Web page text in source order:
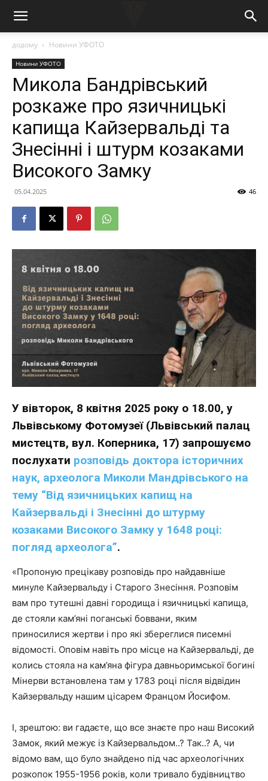
додому Новини УФОТО
Новини УФОТО
Микола Бандрівський
розкаже про язичницькі
капища Кайзервальді та
Знесінні і штурм козаками
Високого Замку
05.04.2025 46
У вівторок, 8 квітня 2025 року о 18.00, у
Львівському Фотомузеї (Львівський палац
мистецтв, вул. Коперника, 17) запрошуємо
послухати розповідь доктора історичних
наук, археолога Миколи Мандрівського на
тему “Від язичницьких капищ на
Кайзервальді і Знесінні до штурму
козаками Високого Замку у 1648 році:
погляд археолога”.
«Пропоную прецікаву розповідь про найдавніше
минуле Кайзервальду і Старого Знесіння. Розповім
вам про тутешні давні городища і язичницькі капища,
де стояли кам’яні поганські боввани, яким
приносилися жертви і про які збереглися писемні
відомості. Оповім навіть про місце на Кайзервальді, де
колись стояла на кам’яна фігура давньоримської богині
Мінерви встановлена там у 1783 році після відвідин
Кайзервальду нашим цісарем Францом Йосифом.
І, зрештою: ви гадаєте, що все знаєте про наш Високий
Замок, який межує із Кайзервальдом..? Так..? А, чи
відомо вам, що було знайдено під час археологічних
розкопок 1955-1956 років, коли тривало будівництво